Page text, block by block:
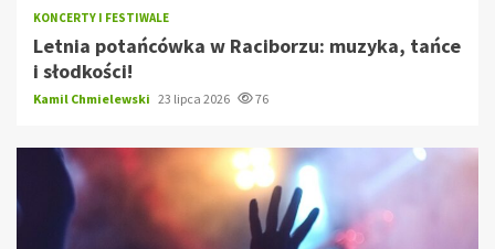
KONCERTY I FESTIWALE
Letnia potańcówka w Raciborzu: muzyka, tańce
i słodkości!
Kamil Chmielewski 23 lipca 2026 76